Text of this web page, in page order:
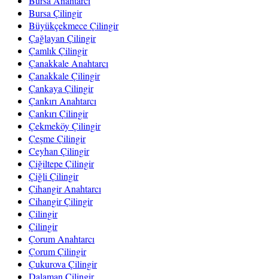
Bursa Çilingir
Büyükçekmece Çilingir
Çağlayan Çilingir
Çamlık Çilingir
Çanakkale Anahtarcı
Çanakkale Çilingir
Çankaya Çilingir
Çankırı Anahtarcı
Çankırı Çilingir
Çekmeköy Çilingir
Çeşme Çilingir
Ceyhan Çilingir
Çiğiltepe Çilingir
Çiğli Çilingir
Çihangir Anahtarcı
Cihangir Çilingir
Çilingir
Çilingir
Çorum Anahtarcı
Çorum Çilingir
Çukurova Çilingir